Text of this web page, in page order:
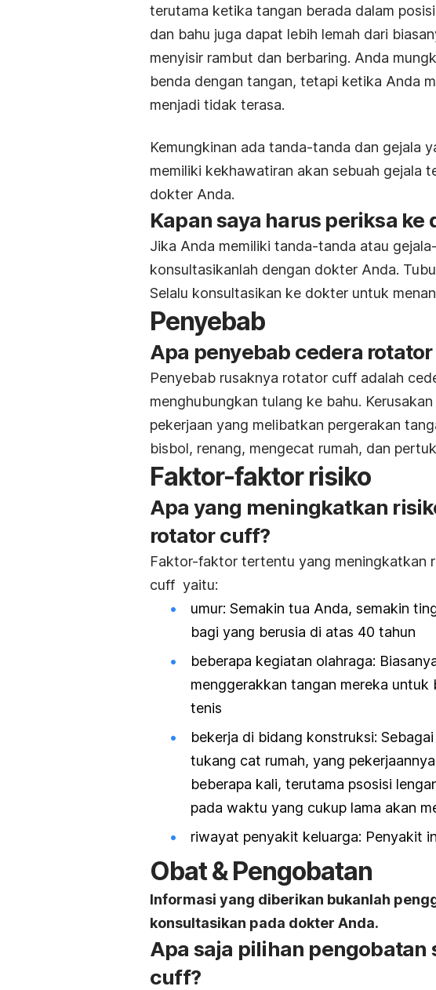
terutama ketika tangan berada dalam
dan bahu juga dapat lebih lemah dari
menyisir rambut dan berbaring. Anda
benda dengan tangan, tetapi ketika Anda
menjadi tidak terasa.
Kemungkinan ada tanda-­tanda dan gejala
memiliki kekhawatiran akan sebuah gejala
dokter Anda.
Kapan saya harus periksa ke
Jika Anda memiliki tanda-­tanda atau
konsultasikanlah dengan dokter Anda.
Selalu konsultasikan ke dokter untuk
Penyebab
Apa penyebab cedera
Penyebab rusaknya rotator cuff adalah
menghubungkan tulang ke bahu.
pekerjaan yang melibatkan pergerakan
bisbol, renang, mengecat rumah, dan
Faktor-faktor risiko
Apa yang meningkatkan
rotator cuff?
Faktor-faktor tertentu yang meningkatkan
cuff yaitu:
umur: Semakin tua Anda, semakin
bagi yang berusia di atas 40 tahun
beberapa kegiatan olahraga:
menggerakkan tangan mereka
tenis
bekerja di bidang konstruksi:
tukang cat rumah, yang
beberapa kali, terutama psosisi
pada waktu yang cukup lama akan
riwayat penyakit keluarga: Penyakit
Obat & Pengobatan
Informasi yang diberikan bukanlah
konsultasikan pada dokter Anda.
Apa saja pilihan
cuff?